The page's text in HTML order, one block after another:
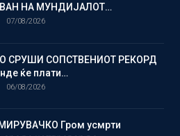
НА МУНДИЈАЛОТ…
07/08/2026
СРУШИ СОПСТВЕНИОТ РЕКОРД
ќе плати…
06/08/2026
Гром усмрти